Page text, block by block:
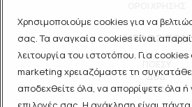
Χρησιμοποιούμε cookies για να
σας. Τα αναγκαία cookies είναι
λειτουργία του ιστοτόπου. Για cookies
marketing χρειαζόμαστε τη
αποδεχθείτε όλα, να απορρίψετε όλα
ΜΕΛΟΣ ΤΩΝ
ΔΟΔ
ΕΟΔ